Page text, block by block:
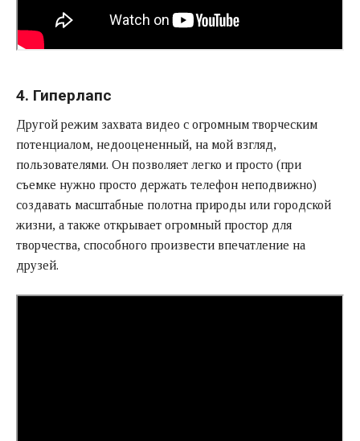
4. Гиперлапс
Другой режим захвата видео с огромным творческим
потенциалом, недооцененный, на мой взгляд,
пользователями. Он позволяет легко и просто (при
съемке нужно просто держать телефон неподвижно)
создавать масштабные полотна природы или городской
жизни, а также открывает огромный простор для
творчества, способного произвести впечатление на
друзей.